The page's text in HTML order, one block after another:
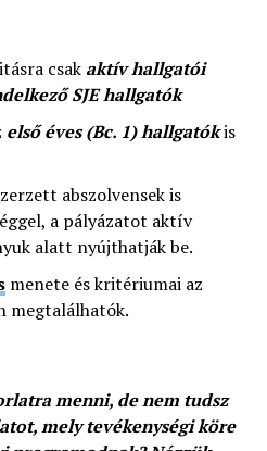
csak aktív hallgatói
SJE hallgatók
első éves (Bc. 1) hallgatókis
abszolvensek is
a pályázatot aktív
alatt nyújthatják be.
menete és kritériumai az
megtalálhatók.
menni, de nem tudsz
mely tevékenységi köre